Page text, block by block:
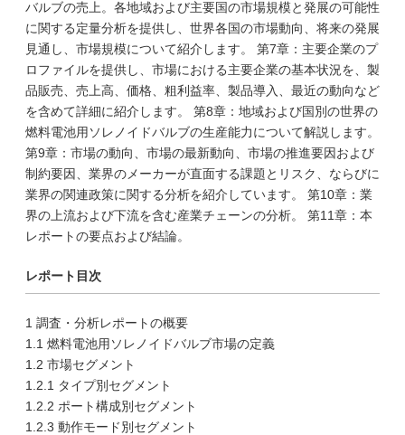
バルブの売上。各地域および主要国の市場規模と発展の可能性
に関する定量分析を提供し、世界各国の市場動向、将来の発展
見通し、市場規模について紹介します。 第7章：主要企業のプ
ロファイルを提供し、市場における主要企業の基本状況を、製
品販売、売上高、価格、粗利益率、製品導入、最近の動向など
を含めて詳細に紹介します。 第8章：地域および国別の世界の
燃料電池用ソレノイドバルブの生産能力について解説します。
第9章：市場の動向、市場の最新動向、市場の推進要因および
制約要因、業界のメーカーが直面する課題とリスク、ならびに
業界の関連政策に関する分析を紹介しています。 第10章：業
界の上流および下流を含む産業チェーンの分析。 第11章：本
レポートの要点および結論。
レポート目次
1 調査・分析レポートの概要
1.1 燃料電池用ソレノイドバルブ市場の定義
1.2 市場セグメント
1.2.1 タイプ別セグメント
1.2.2 ポート構成別セグメント
1.2.3 動作モード別セグメント